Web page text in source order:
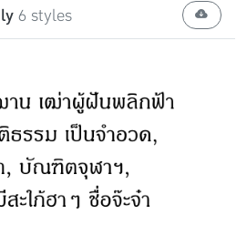
6 styles